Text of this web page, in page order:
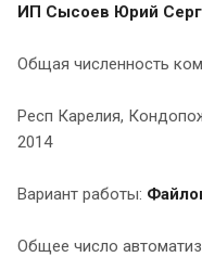
ИП Сысоев Юрий
Общая численность
Респ Карелия,
2014
Вариант работы:
Общее число